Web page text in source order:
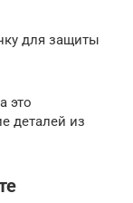
для защиты
это
деталей из